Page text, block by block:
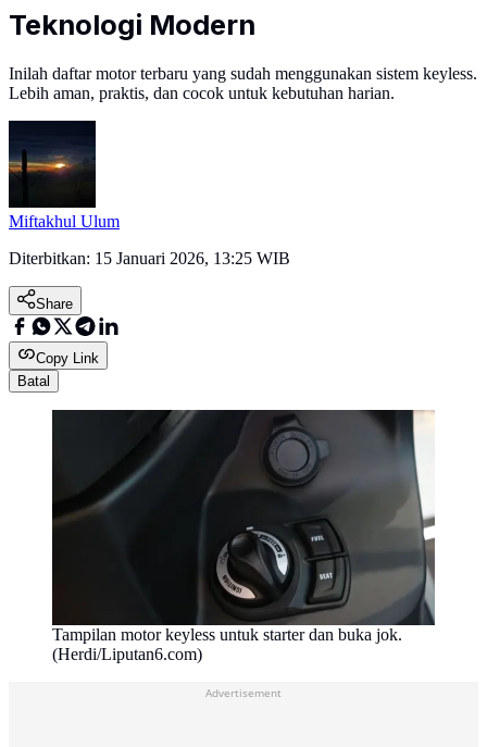
Teknologi Modern
Inilah daftar motor terbaru yang sudah menggunakan sistem keyless.
Lebih aman, praktis, dan cocok untuk kebutuhan harian.
Miftakhul Ulum
Diterbitkan: 15 Januari 2026, 13:25 WIB
Share
Copy Link
Batal
Tampilan motor keyless untuk starter dan buka jok.
(Herdi/Liputan6.com)
Advertisement